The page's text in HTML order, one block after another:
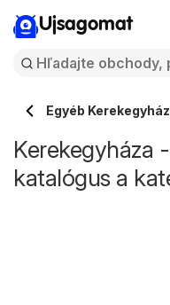
Ujsagomat
Egyéb
Kerekegyháza
katalógus a